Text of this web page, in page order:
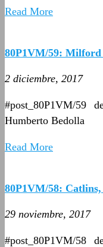
Read More
80P1VM/59: Milford
2 diciembre, 2017
#post_80P1VM/
Humberto Bedolla
Read More
80P1VM/58:
29 noviembre, 2017
#post_80P1VM/